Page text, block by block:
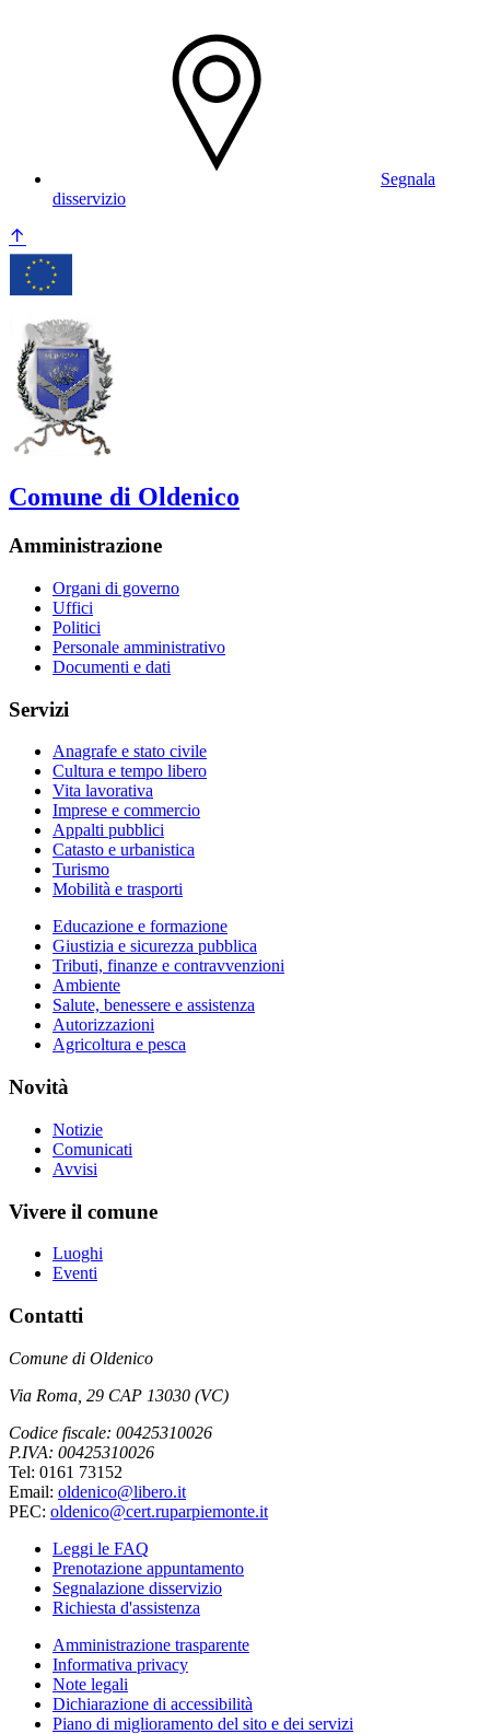
Segnala
disservizio
Comune di Oldenico
Amministrazione
Organi di governo
Uffici
Politici
Personale amministrativo
Documenti e dati
Servizi
Anagrafe e stato civile
Cultura e tempo libero
Vita lavorativa
Imprese e commercio
Appalti pubblici
Catasto e urbanistica
Turismo
Mobilità e trasporti
Educazione e formazione
Giustizia e sicurezza pubblica
Tributi, finanze e contravvenzioni
Ambiente
Salute, benessere e assistenza
Autorizzazioni
Agricoltura e pesca
Novità
Notizie
Comunicati
Avvisi
Vivere il comune
Luoghi
Eventi
Contatti
Comune di Oldenico
Via Roma, 29 CAP 13030 (VC)
Codice fiscale: 00425310026
P.IVA: 00425310026
Tel: 0161 73152
Email: oldenico@libero.it
PEC: oldenico@cert.ruparpiemonte.it
Leggi le FAQ
Prenotazione appuntamento
Segnalazione disservizio
Richiesta d'assistenza
Amministrazione trasparente
Informativa privacy
Note legali
Dichiarazione di accessibilità
Piano di miglioramento del sito e dei servizi